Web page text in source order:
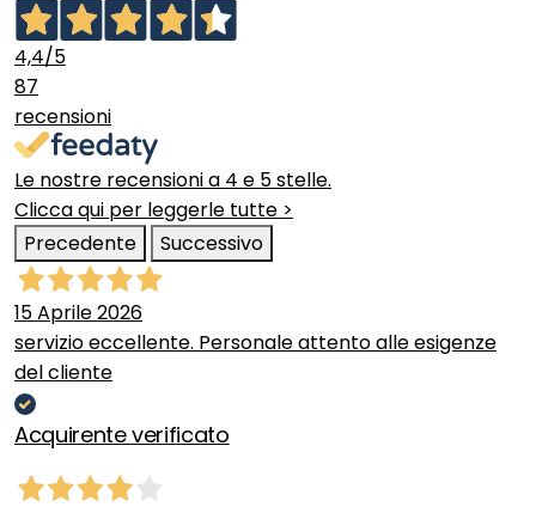
4,4/5
87
recensioni
Le nostre recensioni a 4 e 5 stelle.
Clicca qui per leggerle tutte >
Precedente
Successivo
15 Aprile 2026
servizio eccellente. Personale attento alle esigenze
del cliente
Acquirente verificato